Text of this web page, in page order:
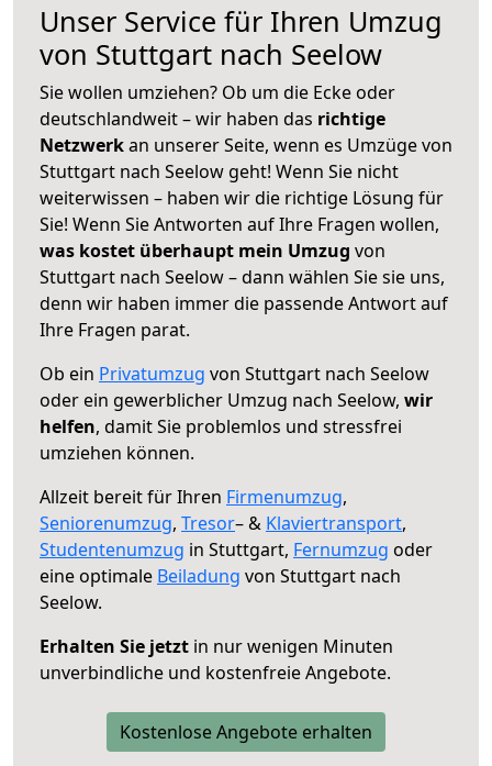
Unser Service für Ihren Umzug
von Stuttgart nach Seelow
Sie wollen umziehen? Ob um die Ecke oder
deutschlandweit – wir haben das richtige
Netzwerkan unserer Seite, wenn es Umzüge von
Stuttgart nach Seelow geht! Wenn Sie nicht
weiterwissen – haben wir die richtige Lösung für
Sie! Wenn Sie Antworten auf Ihre Fragen wollen,
was kostet überhaupt mein Umzug von
Stuttgart nach Seelow – dann wählen Sie sie uns,
denn wir haben immer die passende Antwort auf
Ihre Fragen parat.
Ob ein Privatumzug von Stuttgart nach Seelow
oder ein gewerblicher Umzug nach Seelow, wir
helfen, damit Sie problemlos und stressfrei
umziehen können.
Allzeit bereit für Ihren Firmenumzug,
Seniorenumzug, Tresor– & Klaviertransport,
Studentenumzug in Stuttgart, Fernumzug oder
eine optimale Beiladung von Stuttgart nach
Seelow.
Erhalten Sie jetzt in nur wenigen Minuten
unverbindliche und kostenfreie Angebote.
Kostenlose Angebote erhalten